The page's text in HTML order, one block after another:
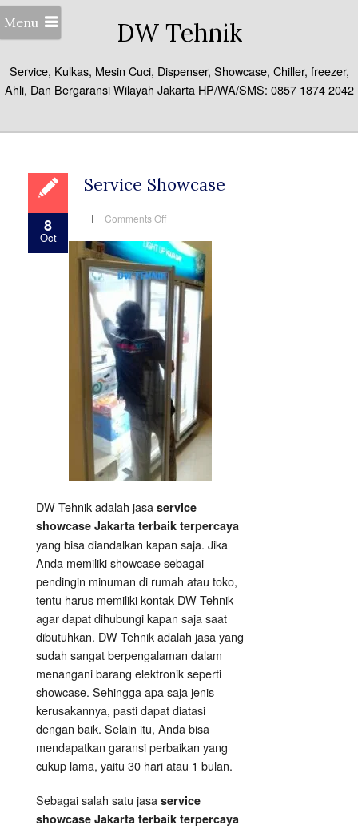
Menu DW Tehnik
Service, Kulkas, Mesin Cuci, Dispenser, Showcase, Chiller, freezer,
Ahli, Dan Bergaransi Wilayah Jakarta HP/WA/SMS: 0857 1874 2042
8
Oct
Service Showcase
Comments Offon
DW Tehnik adalah jasa service
showcase Jakarta terbaik terpercaya
yang bisa diandalkan kapan saja. Jika
Anda memiliki showcase sebagai
pendingin minuman di rumah atau toko,
tentu harus memiliki kontak DW Tehnik
agar dapat dihubungi kapan saja saat
dibutuhkan. DW Tehnik adalah jasa yang
sudah sangat berpengalaman dalam
menangani barang elektronik seperti
showcase. Sehingga apa saja jenis
kerusakannya, pasti dapat diatasi
dengan baik. Selain itu, Anda bisa
mendapatkan garansi perbaikan yang
cukup lama, yaitu 30 hari atau 1 bulan.
Sebagai salah satu jasa service
showcase Jakarta terbaik terpercaya